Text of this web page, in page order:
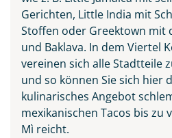
Gerichten, Little India mit
Stoffen oder Greektown mit
und Baklava. In dem Viertel
vereinen sich alle Stadtteile
und so können Sie sich hier
kulinarisches Angebot
mexikanischen Tacos bis zu
Mì reicht.